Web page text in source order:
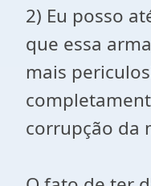
2) Eu posso
que essa
mais
corrupção da